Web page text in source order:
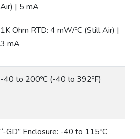
Air) | 5 mA
1K Ohm RTD: 4 mW/ºC (Still Air) |
3 mA
-40 to 200ºC (-40 to 392ºF)
“-GD” Enclosure: -40 to 115ºC